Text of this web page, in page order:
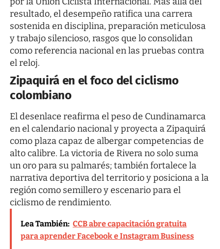
resultado, el desempeño ratifica una carrera
sostenida en disciplina, preparación meticulosa
y trabajo silencioso, rasgos que lo consolidan
como referencia nacional en las pruebas contra
el reloj.
Zipaquirá en el foco del ciclismo
colombiano
El desenlace reafirma el peso de Cundinamarca
en el calendario nacional y proyecta a Zipaquirá
como plaza capaz de albergar competencias de
alto calibre. La victoria de Rivera no solo suma
un oro para su palmarés; también fortalece la
narrativa deportiva del territorio y posiciona a la
región como semillero y escenario para el
ciclismo de rendimiento.
Lea También: CCB abre capacitación gratuita
para aprender Facebook e Instagram Business